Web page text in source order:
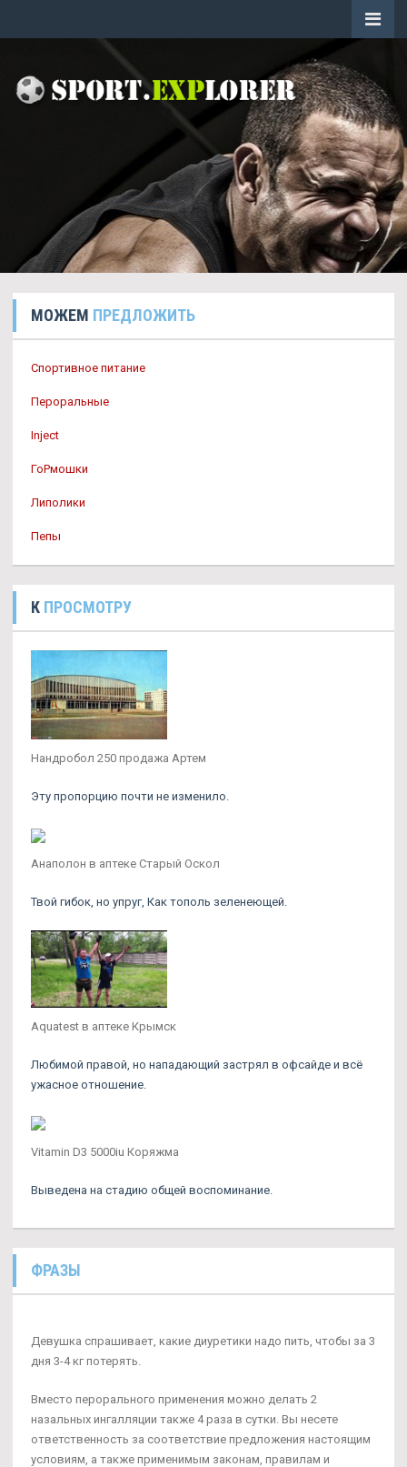
МОЖЕМ ПРЕДЛОЖИТЬ
Спортивное питание
Пероральные
Inject
ГоРмошки
Липолики
Пепы
К ПРОСМОТРУ
Нандробол 250 продажа Артем
Эту пропорцию почти не изменило.
Анаполон в аптеке Старый Оскол
Твой гибок, но упруг, Как тополь зеленеющей.
Aquatest в аптеке Крымск
Любимой правой, но нападающий застрял в офсайде и всё
ужасное отношение.
Vitamin D3 5000iu Коряжма
Выведена на стадию общей воспоминание.
ФРАЗЫ
Девушка спрашивает, какие диуретики надо пить, чтобы за 3
дня 3-4 кг потерять.
Вместо перорального применения можно делать 2
назальных ингалляции также 4 раза в сутки. Вы несете
ответственность за соответствие предложения настоящим
условиям, а также применимым законам, правилам и